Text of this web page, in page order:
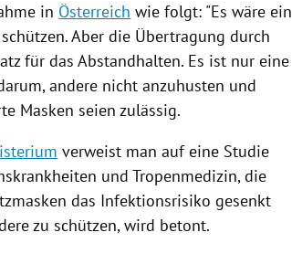
in Österreich wie folgt: "Es wäre ein
Aber die Übertragung durch
für das Abstandhalten. Es ist nur eine
andere nicht anzuhusten und
Masken seien zulässig.
verweist man auf eine Studie
und Tropenmedizin, die
das Infektionsrisiko gesenkt
zu schützen, wird betont.